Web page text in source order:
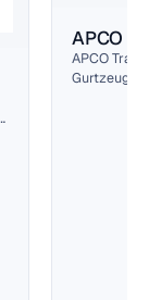
APCO
APCO
Gurtzeuge